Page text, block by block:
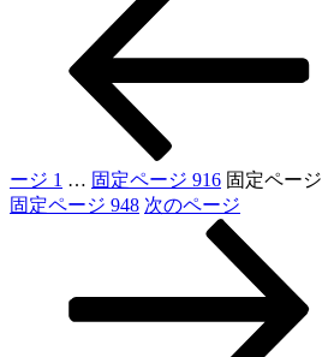
ージ 1 … 固定ページ 916 固定ページ
固定ページ 948 次のページ